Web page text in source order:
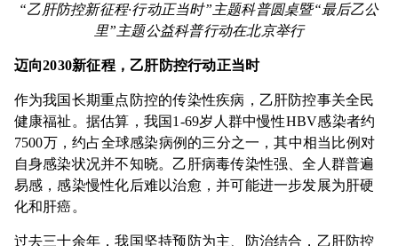
“乙肝防控新征程·行动正当时”主题科普圆桌暨“最后乙公
里”主题公益科普行动在北京举行
迈向2030新征程，乙肝防控行动正当时
作为我国长期重点防控的传染性疾病，乙肝防控事关全民
健康福祉。据估算，我国1-69岁人群中慢性HBV感染者约
7500万，约占全球感染病例的三分之一，其中相当比例对
自身感染状况并不知晓。乙肝病毒传染性强、全人群普遍
易感，感染慢性化后难以治愈，并可能进一步发展为肝硬
化和肝癌。
过去三十余年，我国坚持预防为主、防治结合，乙肝防控